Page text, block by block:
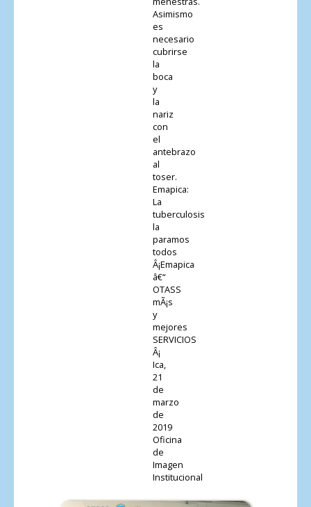
Asimismo
es
necesario
cubrirse
la
boca
y
la
nariz
con
el
antebrazo
al
toser.
Emapica:
La
tuberculosis
la
paramos
todos
Â¡Emapica
â€“
OTASS
mÃ¡s
y
mejores
SERVICIOS
Â¡
Ica,
21
de
marzo
de
2019
Oficina
de
Imagen
Institucional